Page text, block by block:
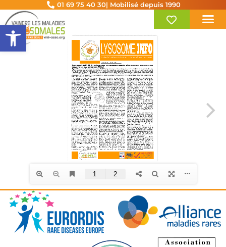
Ouvrir la barre d’outils
01 69 75 40 30| Mobilisé depuis 1990